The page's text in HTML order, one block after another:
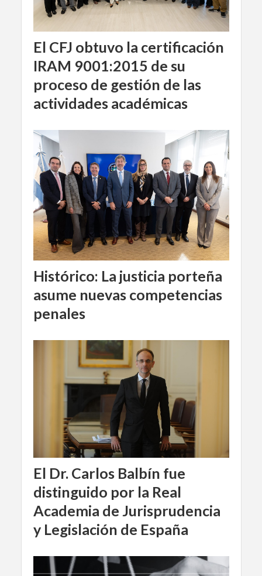
El CFJ obtuvo la certificación
IRAM 9001:2015 de su
proceso de gestión de las
actividades académicas
Histórico: La justicia porteña
asume nuevas competencias
penales
El Dr. Carlos Balbín fue
distinguido por la Real
Academia de Jurisprudencia
y Legislación de España